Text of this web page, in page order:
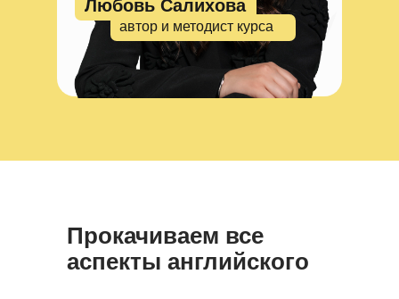
Любовь Салихова
автор и методист курса
Прокачиваем все
аспекты английского